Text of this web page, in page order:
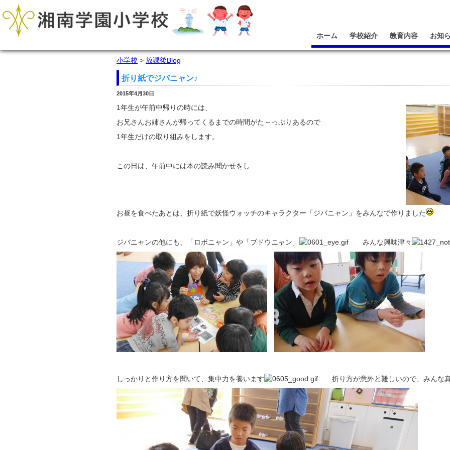
ホーム 学校紹介 教育内容 お知
小学校 > 放課後Blog
折り紙でジバニャン♪
2015年4月30日
1年生が午前中帰りの時には、
お兄さんお姉さんが帰ってくるまでの時間がた～っぷりあるので
1年生だけの取り組みをします。
この日は、午前中には本の読み聞かせをし…
お昼を食べたあとは、折り紙で妖怪ウォッチのキャラクター「ジバニャン」をみんなで作りました
ジバニャンの他にも、「ロボニャン」や「ブドウニャン」 みんな興味津々
しっかりと作り方を聞いて、集中力を養います 折り方が意外と難しいので、みんな